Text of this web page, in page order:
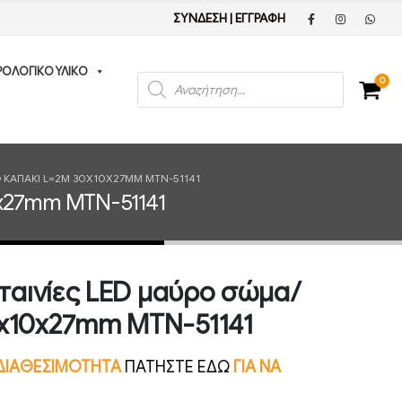
ΣΥΝΔΕΣΗ| ΕΓΓΡΑΦΗ
ΥΛΙΚΟ
Products
search
0
L=2M 30X10X27MM MTN-51141
MTN-51141
LED μαύρο σώμα/
MTN-51141
ΠΑΤΗΣΤΕ ΕΔΩ ΓΙΑ ΝΑ